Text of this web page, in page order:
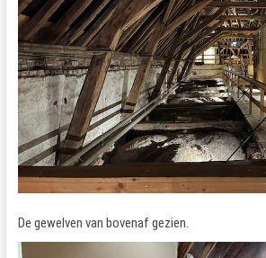
De gewelven van bovenaf gezien.